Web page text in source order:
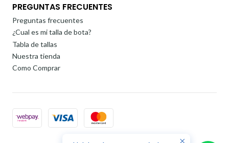
PREGUNTAS FRECUENTES
Preguntas frecuentes
¿Cual es mi talla de bota?
Tabla de tallas
Nuestra tienda
Como Comprar